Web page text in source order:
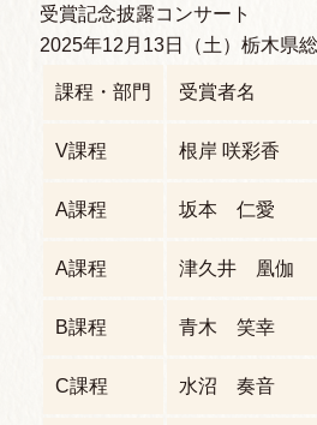
受賞記念披露コンサート
2025年12月13日（土）栃木県
課程・部門 受賞者名
V課程 根岸 咲彩香
A課程 坂本 仁愛
A課程 津久井 凰伽
B課程 青木 笑幸
C課程 水沼 奏音